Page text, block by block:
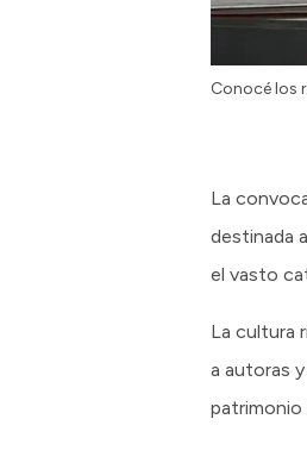
Conocé los
La
destinada
el vasto
La cultura
a autoras
patrimonio